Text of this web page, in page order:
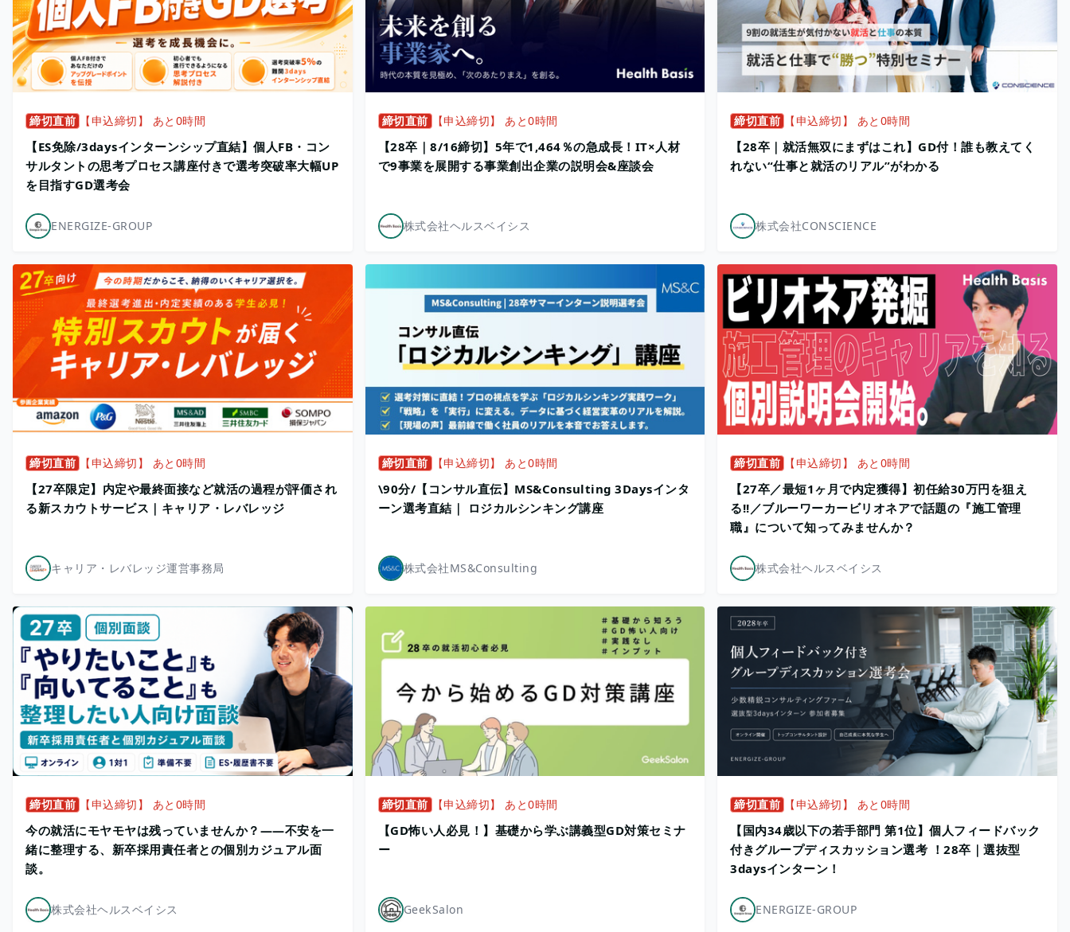
締切直前 【申込締切】 あと0時間
【ES免除/3daysインターンシップ直結】個人FB・コン
サルタントの思考プロセス講座付きで選考突破率大幅UP
を目指すGD選考会
ENERGIZE-GROUP
締切直前 【申込締切】 あと0時間
【28卒｜8/16締切】5年で1,464％の急成長！IT×人材
で9事業を展開する事業創出企業の説明会&座談会
株式会社ヘルスベイシス
締切直前 【申込締切】 あと0時間
【28卒｜就活無双にまずはこれ】GD付！誰も教えてく
れない“仕事と就活のリアル”がわかる
株式会社CONSCIENCE
締切直前 【申込締切】 あと0時間
【27卒限定】内定や最終面接など就活の過程が評価され
る新スカウトサービス｜キャリア・レバレッジ
キャリア・レバレッジ運営事務局
締切直前 【申込締切】 あと0時間
\90分/【コンサル直伝】MS&Consulting 3Daysインタ
ーン選考直結｜ ロジカルシンキング講座
株式会社MS&Consulting
締切直前 【申込締切】 あと0時間
【27卒／最短1ヶ月で内定獲得】初任給30万円を狙え
る!!／ブルーワーカービリオネアで話題の『施工管理
職』について知ってみませんか？
株式会社ヘルスベイシス
締切直前 【申込締切】 あと0時間
今の就活にモヤモヤは残っていませんか？——不安を一
緒に整理する、新卒採用責任者との個別カジュアル面
談。
株式会社ヘルスベイシス
締切直前 【申込締切】 あと0時間
【GD怖い人必見！】基礎から学ぶ講義型GD対策セミナ
ー
GeekSalon
締切直前 【申込締切】 あと0時間
【国内34歳以下の若手部門 第1位】個人フィードバック
付きグループディスカッション選考 ！28卒｜選抜型
3daysインターン！
ENERGIZE-GROUP